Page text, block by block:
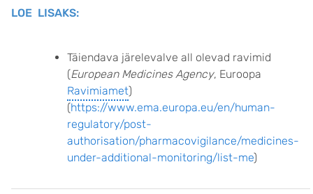
LOE LISAKS:
Täiendava järelevalve all olevad ravimid
(European Medicines Agency, Euroopa
Ravimiamet)
(https://www.ema.europa.eu/en/human-
regulatory/post-
authorisation/pharmacovigilance/medicines-
under-additional-monitoring/list-me)